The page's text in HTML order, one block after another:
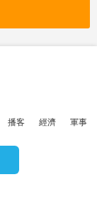
播客 經濟 軍事